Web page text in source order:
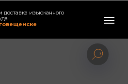
доставка изысканного